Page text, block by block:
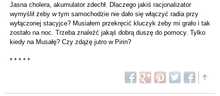
Jasna cholera, akumulator zdechł. Dlaczego jakiś racjonalizator
wymyślił żeby w tym samochodzie nie dało się włączyć radia przy
wyłączonej stacyjce? Musiałem przekręcić kluczyk żeby mi grało i tak
zostało na noc. Trzeba znaleźć jakąś dobrą duszę do pomocy. Tylko
kiedy na Musałę? Czy zdążę jutro w Pirin?
* * * * *